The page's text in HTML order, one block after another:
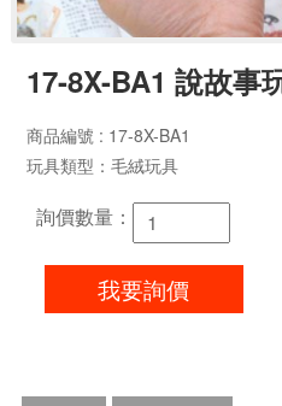
17-8X-BA1 說故事
商品編號 : 17-8X-BA1
玩具類型：毛絨玩具
詢價數量：
我要詢價